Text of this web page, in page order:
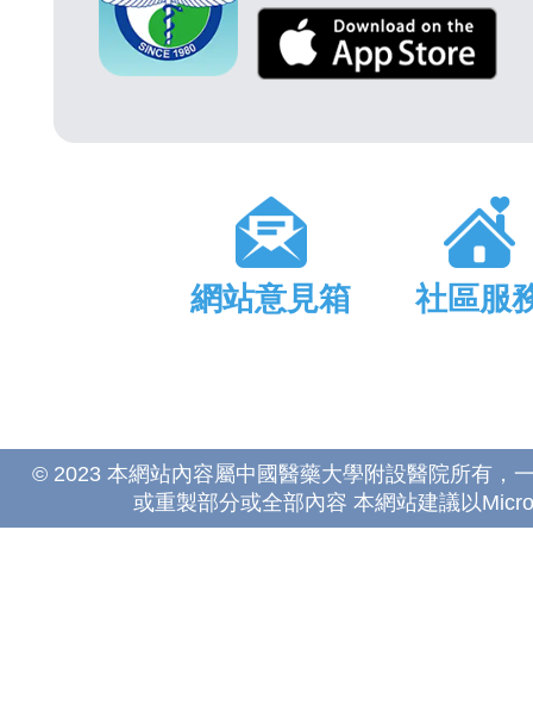
網站意見箱 社區服
© 2023 本網站內容屬中國醫藥大學附設醫院所有，
或重製部分或全部內容 本網站建議以